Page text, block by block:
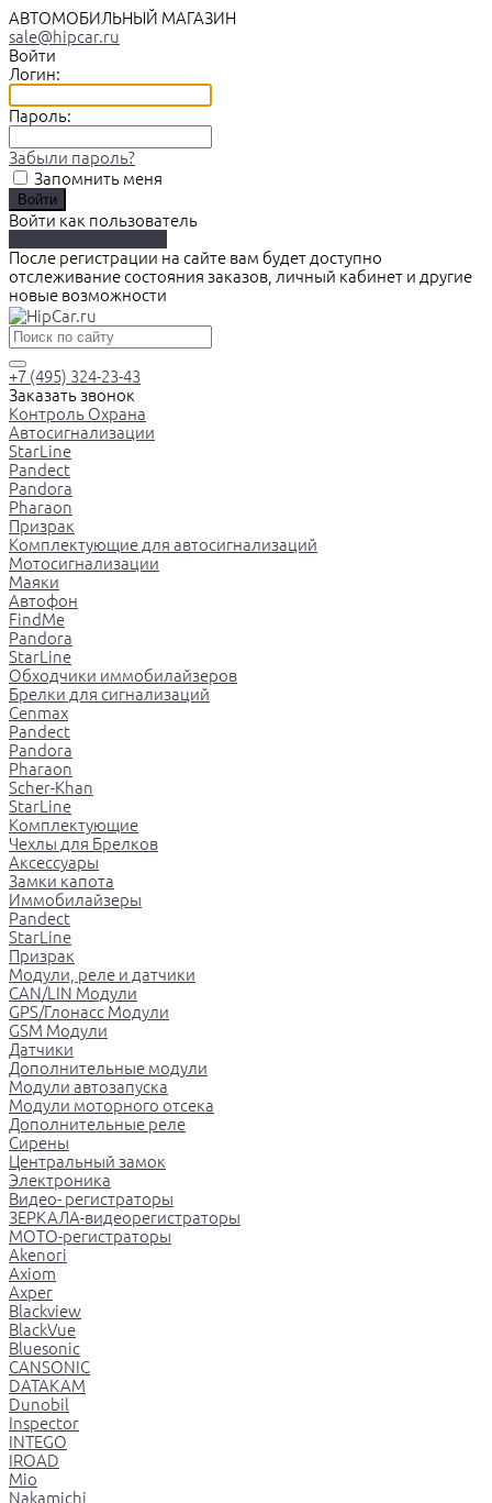
АВТОМОБИЛЬНЫЙ МАГАЗИН
sale@hipcar.ru
Войти
Логин:
Пароль:
Забыли пароль?
Запомнить меня
Войти как пользователь
После регистрации на сайте вам будет доступно
отслеживание состояния заказов, личный кабинет и другие
новые возможности
+7 (495) 324-23-43
Заказать звонок
Контроль Охрана
Автосигнализации
StarLine
Pandect
Pandora
Pharaon
Призрак
Комплектующие для автосигнализаций
Мотосигнализации
Маяки
Автофон
FindMe
Pandora
StarLine
Обходчики иммобилайзеров
Брелки для сигнализаций
Cenmax
Pandect
Pandora
Pharaon
Scher-Khan
StarLine
Комплектующие
Чехлы для Брелков
Аксессуары
Замки капота
Иммобилайзеры
Pandect
StarLine
Призрак
Модули, реле и датчики
CAN/LIN Модули
GPS/Глонасс Модули
GSM Модули
Датчики
Дополнительные модули
Модули автозапуска
Модули моторного отсека
Дополнительные реле
Сирены
Центральный замок
Электроника
Видео- регистраторы
ЗЕРКАЛА-видеорегистраторы
МОТО-регистраторы
Akenori
Axiom
Axper
Blackview
BlackVue
Bluesonic
CANSONIC
DATAKAM
Dunobil
Inspector
INTEGO
IROAD
Mio
Nakamichi